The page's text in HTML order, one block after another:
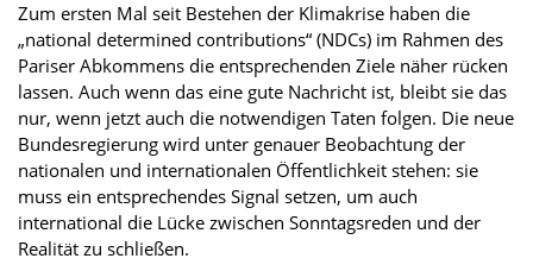
Zum ersten Mal seit Bestehen der Klimakrise haben die
„national determined contributions“ (NDCs) im Rahmen des
Pariser Abkommens die entsprechenden Ziele näher rücken
lassen. Auch wenn das eine gute Nachricht ist, bleibt sie das
nur, wenn jetzt auch die notwendigen Taten folgen. Die neue
Bundesregierung wird unter genauer Beobachtung der
nationalen und internationalen Öffentlichkeit stehen: sie
muss ein entsprechendes Signal setzen, um auch
international die Lücke zwischen Sonntagsreden und der
Realität zu schließen.